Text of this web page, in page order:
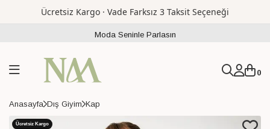
Ücretsiz Kargo · Vade Farksız 3 Taksit Seçeneği
Moda Seninle Parlasın
0
Anasayfa Dış Giyim Kap
Ücretsiz Kargo